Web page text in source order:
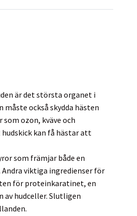
är det största organet i
också skydda hästen
ozon, kväve och
kan få hästar att
som främjar både en
viktiga ingredienser för
för proteinkaratinet, en
hudceller. Slutligen